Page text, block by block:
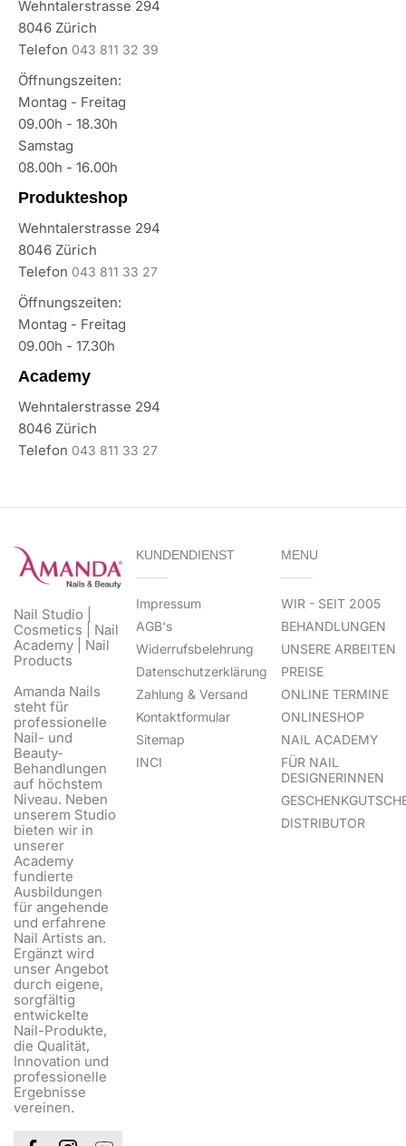
Wehntalerstrasse 294
8046 Zürich
Telefon 043 811 32 39
Öffnungszeiten:
Montag - Freitag
09.00h - 18.30h
Samstag
08.00h - 16.00h
Produkteshop
Wehntalerstrasse 294
8046 Zürich
Telefon 043 811 33 27
Öffnungszeiten:
Montag - Freitag
09.00h - 17.30h
Academy
Wehntalerstrasse 294
8046 Zürich
Telefon 043 811 33 27
Nail Studio |
Cosmetics | Nail
Academy | Nail
Products
Amanda Nails
steht für
professionelle
Nail- und
Beauty-
Behandlungen
auf höchstem
Niveau. Neben
unserem Studio
bieten wir in
unserer
Academy
fundierte
Ausbildungen
für angehende
und erfahrene
Nail Artists an.
Ergänzt wird
unser Angebot
durch eigene,
sorgfältig
entwickelte
Nail-Produkte,
die Qualität,
Innovation und
professionelle
Ergebnisse
vereinen.
KUNDENDIENST
Impressum
AGB's
Widerrufsbelehrung
Datenschutzerklärung
Zahlung & Versand
Kontaktformular
Sitemap
INCI
MENU
WIR - SEIT 2005
BEHANDLUNGEN
UNSERE ARBEITEN
PREISE
ONLINE TERMINE
ONLINESHOP
NAIL ACADEMY
FÜR NAIL
DESIGNERINNEN
DISTRIBUTOR